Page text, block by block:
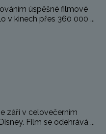
úspěšné filmové
v kinech přes 360 000 ...
září v celovečerním
Film se odehrává ...